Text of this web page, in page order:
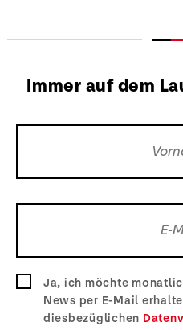
Immer auf dem
Ja, ich möchte
News per E-Mail
diesbezüglichen